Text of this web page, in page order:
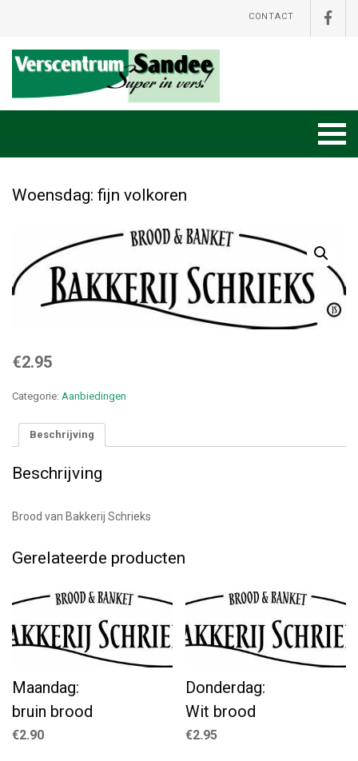
CONTACT
Woensdag: fijn volkoren
€2.95
Categorie: Aanbiedingen
Beschrijving
Beschrijving
Brood van Bakkerij Schrieks
Gerelateerde producten
Maandag:
bruin brood
€2.90
Donderdag:
Wit brood
€2.95